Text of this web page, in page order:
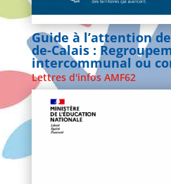
Guide à l’attention
de-Calais :
intercommunal ou
Lettres d'infos AMF62